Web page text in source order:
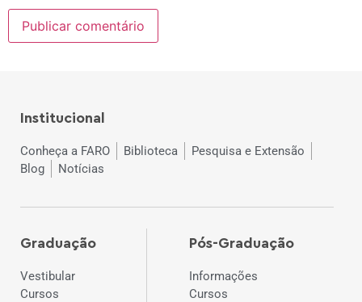
Institucional
Conheça a FARO Biblioteca
Pesquisa e Extensão
Blog
Notícias
Graduação
Vestibular
Cursos
Pós-Graduação
Informações
Cursos